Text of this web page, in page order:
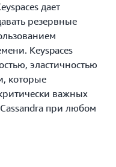
дает
резервные
Keyspaces
эластичностью
которые
важных
при любом